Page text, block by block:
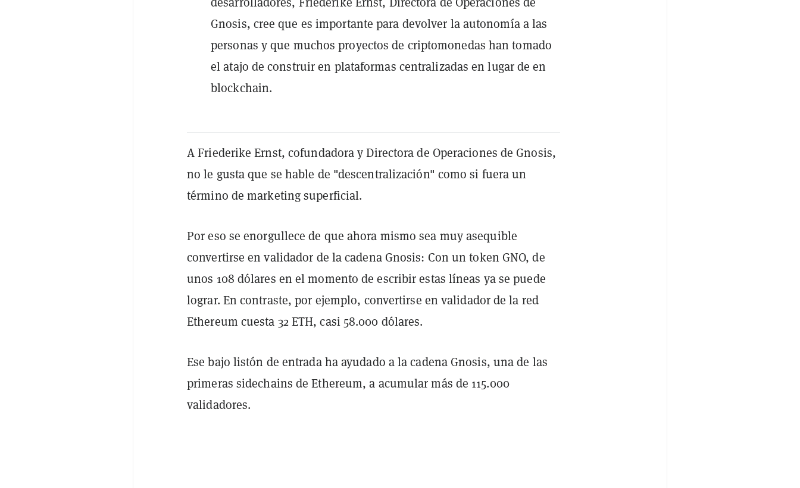
Gnosis, cree que es importante para devolver la autonomía a las
personas y que muchos proyectos de criptomonedas han tomado
el atajo de construir en plataformas centralizadas en lugar de en
blockchain.
A Friederike Ernst, cofundadora y Directora de Operaciones de Gnosis,
no le gusta que se hable de "descentralización" como si fuera un
término de marketing superficial.
Por eso se enorgullece de que ahora mismo sea muy asequible
convertirse en validador de la cadena Gnosis: Con un token GNO, de
unos 108 dólares en el momento de escribir estas líneas ya se puede
lograr. En contraste, por ejemplo, convertirse en validador de la red
Ethereum cuesta 32 ETH, casi 58.000 dólares.
Ese bajo listón de entrada ha ayudado a la cadena Gnosis, una de las
primeras sidechains de Ethereum, a acumular más de 115.000
validadores.